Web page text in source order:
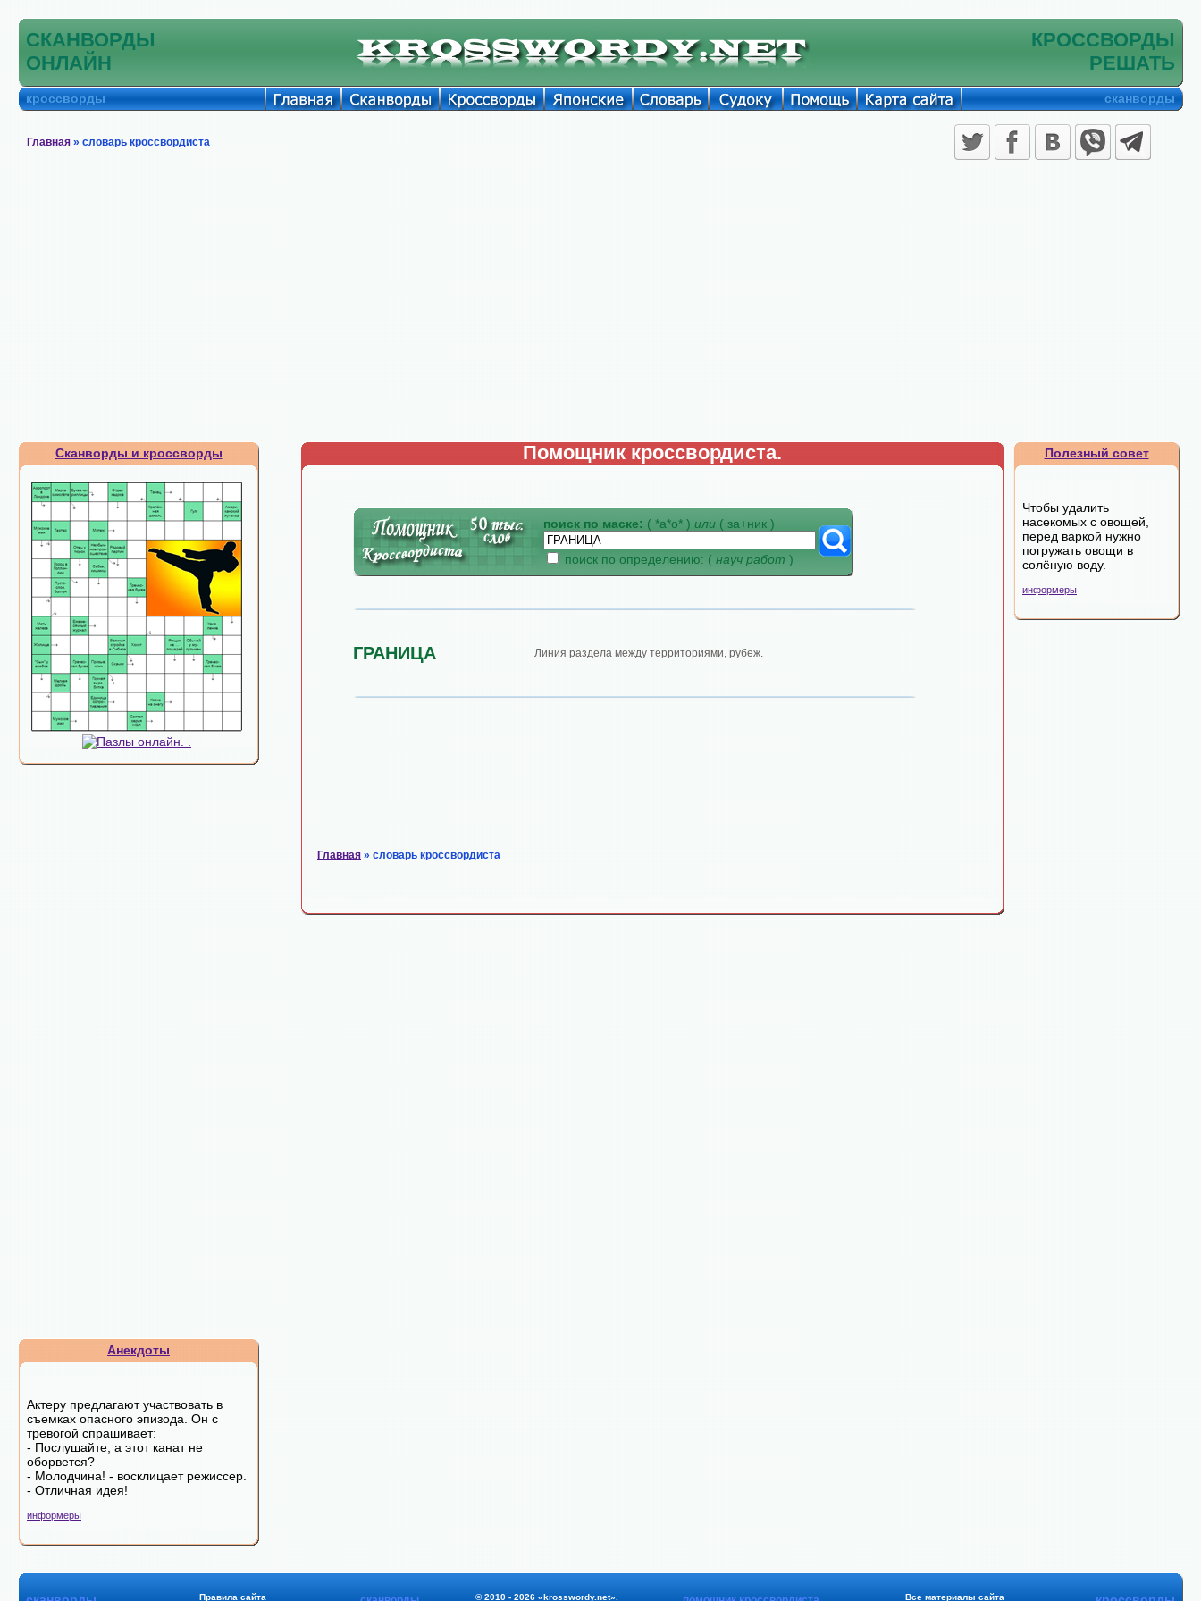
СКАНВОРДЫ
ОНЛАЙН
КРОССВОРДЫ
РЕШАТЬ
кроссворды сканворды
Главная » словарь кроссвордиста
Сканворды и кроссворды
Анекдоты
Актеру предлагают участвовать в
съемках опасного эпизода. Он с
тревогой спрашивает:
- Послушайте, а этот канат не
оборвется?
- Молодчина! - восклицает режиссер.
- Отличная идея!
информеры
Помощник кроссвордиста.
поиск по маске: ( *а*о* ) или ( за+ник )
поиск по определению: ( науч работ )
ГРАНИЦА Линия раздела между территориями, рубеж.
Главная » словарь кроссвордиста
Полезный совет
Чтобы удалить
насекомых с овощей,
перед варкой нужно
погружать овощи в
солёную воду.
информеры
Правила сайта © 2010 - 2026 «krosswordy.net». Все материалы сайта